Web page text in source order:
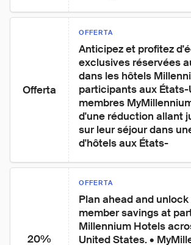
Offerta
OFFERTA
Anticipez et profitez
exclusives réservées
dans les hôtels
participants aux États-
membres
d'une réduction allant
sur leur séjour dans
d'hôtels aux États-
20%
OFFERTA
Plan ahead and
member savings at
Millennium Hotels
United States. •